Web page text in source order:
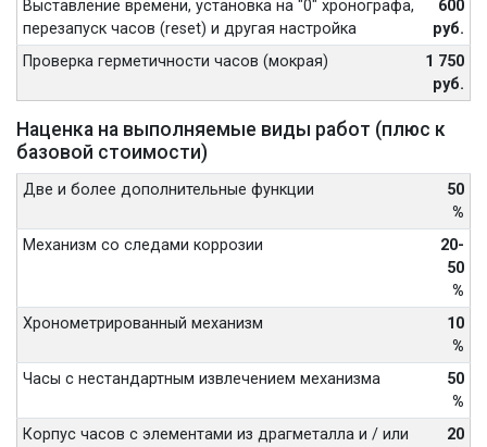
Выставление времени, установка на "0" хронографа,
перезапуск часов (reset) и другая настройка
600
руб.
Проверка герметичности часов (мокрая)
1 750
руб.
Наценка на выполняемые виды работ (плюс к
базовой стоимости)
Две и более дополнительные функции
50
%
Механизм со следами коррозии
20-
50
%
Хронометрированный механизм
10
%
Часы с нестандартным извлечением механизма
50
%
Корпус часов с элементами из драгметалла и / или
20